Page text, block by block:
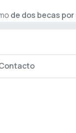
de dos becas